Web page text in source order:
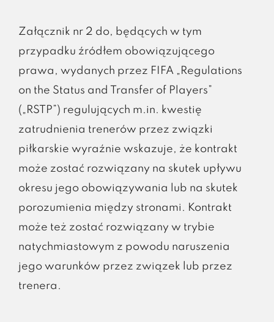
Załącznik nr 2 do, będących w tym
przypadku źródłem obowiązującego
prawa, wydanych przez FIFA „Regulations
on the Status and Transfer of Players”
(„RSTP”) regulujących m.in. kwestię
zatrudnienia trenerów przez związki
piłkarskie wyraźnie wskazuje, że kontrakt
może zostać rozwiązany na skutek upływu
okresu jego obowiązywania lub na skutek
porozumienia między stronami. Kontrakt
może też zostać rozwiązany w trybie
natychmiastowym z powodu naruszenia
jego warunków przez związek lub przez
trenera.